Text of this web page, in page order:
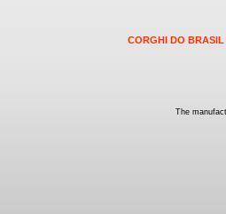
CORGHI DO BRASIL
The